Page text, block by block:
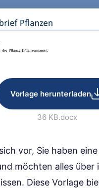
Vorlage herunterladen
36 KB.docx
vor, Sie haben
möchten alles über
Diese Vorlage